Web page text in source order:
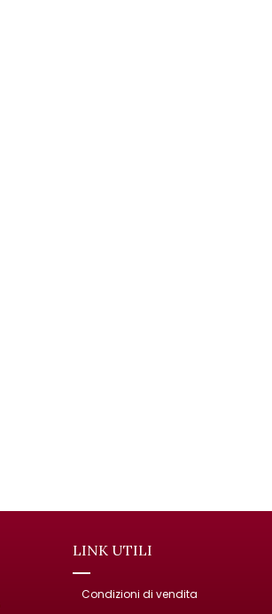
LINK UTILI
Condizioni di vendita